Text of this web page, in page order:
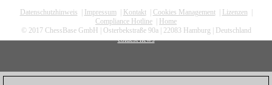
Datenschutzhinweis Impressum| Kontakt| Cookies Management| Lizenzen
Compliance Hotline
Home
© 2017 ChessBase GmbH | Osterbekstraße 90a | 22083 Hamburg | Deutschland
coldest news